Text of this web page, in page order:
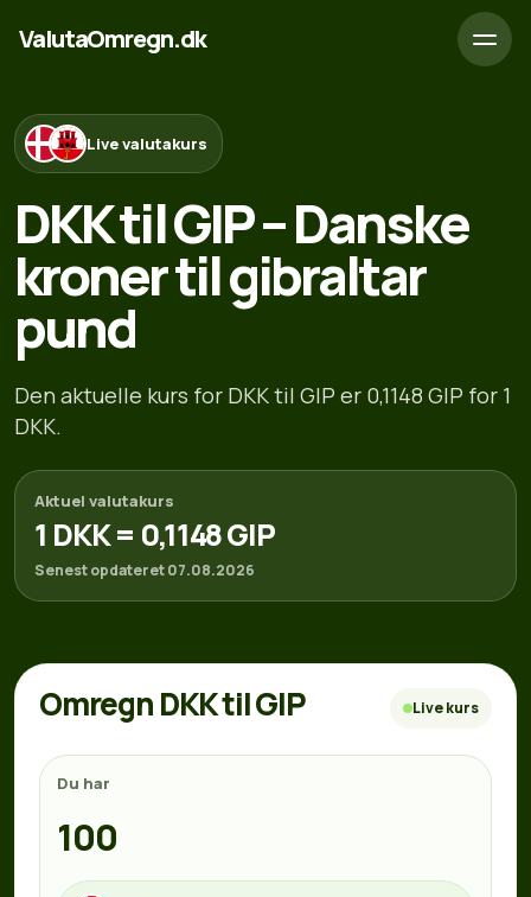
ValutaOmregn.dk
Live valutakurs
DKK til GIP – Danske
kroner til gibraltar
pund
Den aktuelle kurs for DKK til GIP er 0,1148 GIP for 1
DKK.
Aktuel valutakurs
1 DKK = 0,1148 GIP
Senest opdateret 07.08.2026
Omregn DKK til GIP Live kurs
Du har